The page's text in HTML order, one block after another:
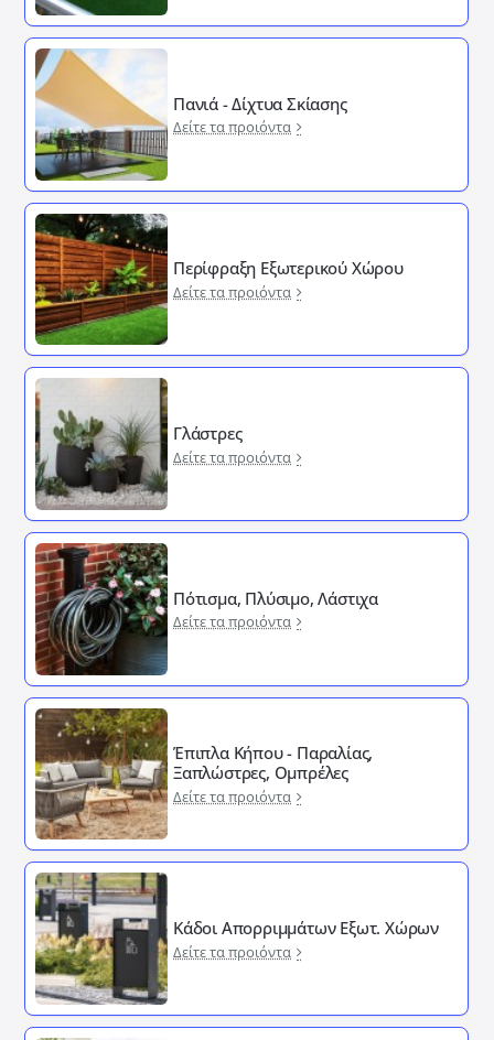
Πανιά - Δίχτυα Σκίασης
Δείτε τα προιόντα
Περίφραξη Εξωτερικού Χώρου
Δείτε τα προιόντα
Γλάστρες
Δείτε τα προιόντα
Πότισμα, Πλύσιμο, Λάστιχα
Δείτε τα προιόντα
Έπιπλα Κήπου - Παραλίας,
Ξαπλώστρες, Ομπρέλες
Δείτε τα προιόντα
Κάδοι Απορριμμάτων Εξωτ. Χώρων
Δείτε τα προιόντα